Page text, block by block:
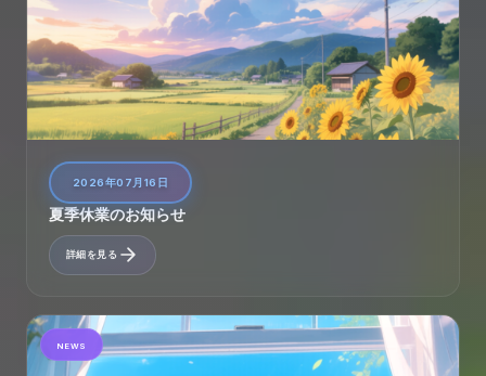
2026年07月16日
夏季休業のお知らせ
詳細を見る
NEWS